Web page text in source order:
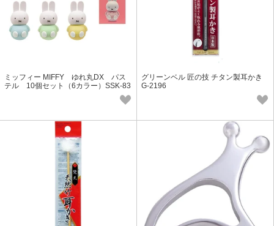
ミッフィー MIFFY ゆれ丸DX パス
テル 10個セット（6カラー）SSK-83
グリーンベル 匠の技 チタン製耳かき
G-2196